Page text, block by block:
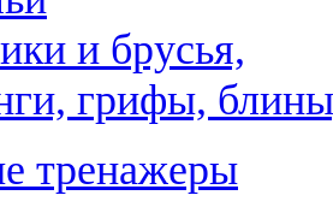
и брусья,
грифы,
тренажеры